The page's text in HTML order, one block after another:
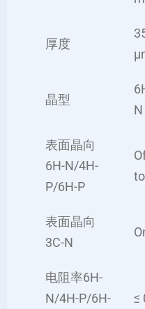
厚度
晶型
N
表面晶向
6H-N/4H-
P/6H-P
表面晶向
3C-N
电阻率6H-
N/4H-P/6H-
≤